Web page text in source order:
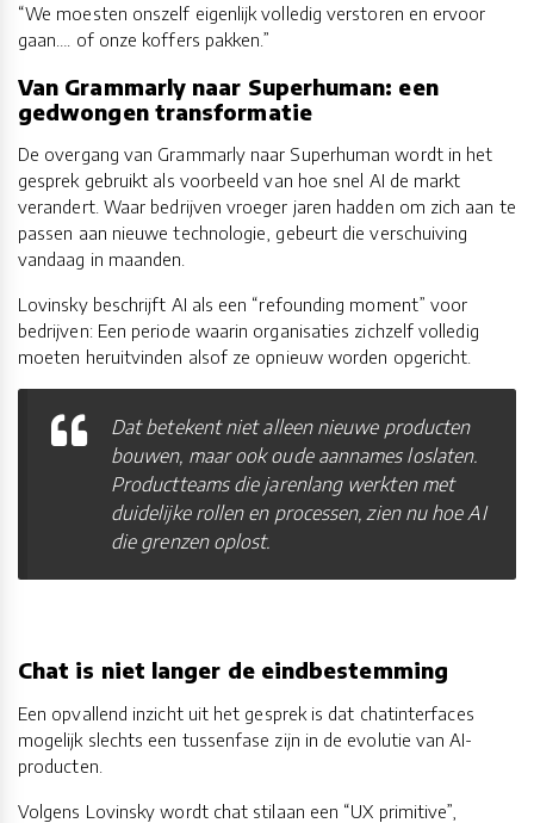
“We moesten onszelf eigenlijk volledig verstoren en ervoor
gaan…. of onze koffers pakken.”
Van Grammarly naar Superhuman: een
gedwongen transformatie
De overgang van Grammarly naar Superhuman wordt in het
gesprek gebruikt als voorbeeld van hoe snel AI de markt
verandert. Waar bedrijven vroeger jaren hadden om zich aan te
passen aan nieuwe technologie, gebeurt die verschuiving
vandaag in maanden.
Lovinsky beschrijft AI als een “refounding moment” voor
bedrijven: Een periode waarin organisaties zichzelf volledig
moeten heruitvinden alsof ze opnieuw worden opgericht.
Dat betekent niet alleen nieuwe producten
bouwen, maar ook oude aannames loslaten.
Productteams die jarenlang werkten met
duidelijke rollen en processen, zien nu hoe AI
die grenzen oplost.
Chat is niet langer de eindbestemming
Een opvallend inzicht uit het gesprek is dat chatinterfaces
mogelijk slechts een tussenfase zijn in de evolutie van AI-
producten.
Volgens Lovinsky wordt chat stilaan een “UX primitive”,